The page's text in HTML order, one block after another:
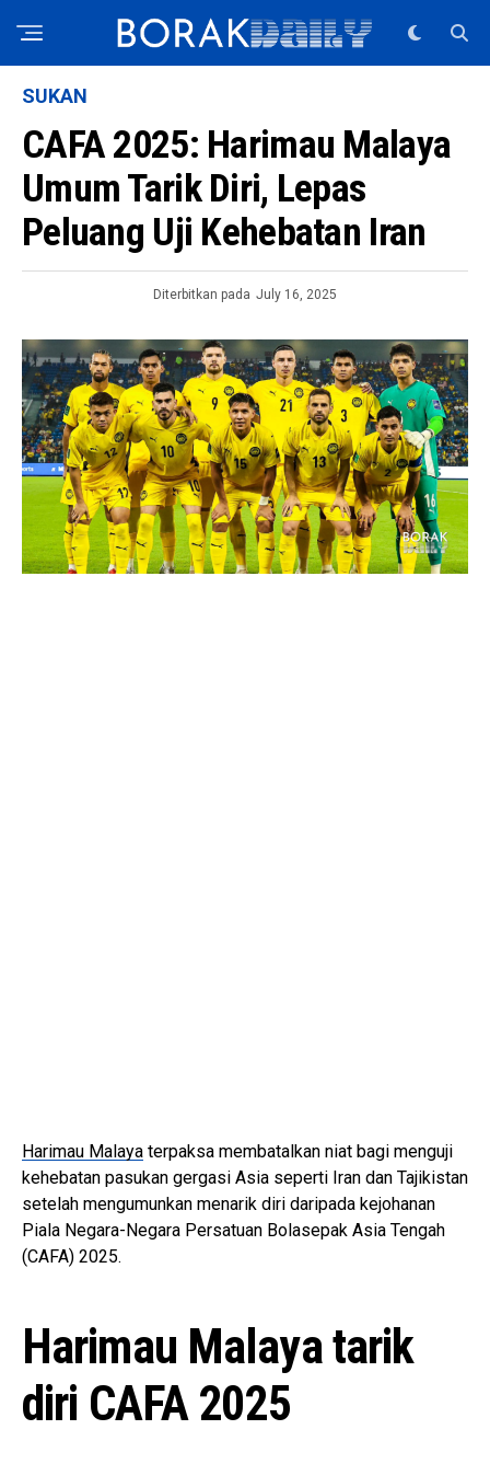
SUKAN
CAFA 2025: Harimau Malaya
Umum Tarik Diri, Lepas
Peluang Uji Kehebatan Iran
Diterbitkan pada July 16, 2025
Harimau Malaya terpaksa membatalkan niat bagi menguji
kehebatan pasukan gergasi Asia seperti Iran dan Tajikistan
setelah mengumunkan menarik diri daripada kejohanan
Piala Negara-Negara Persatuan Bolasepak Asia Tengah
(CAFA) 2025.
Harimau Malaya tarik
diri CAFA 2025